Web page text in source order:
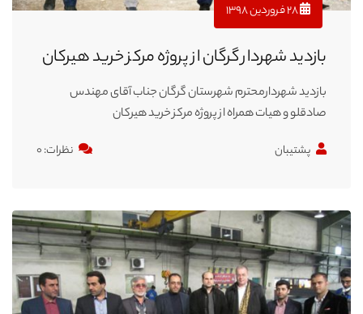
۲۸ فروردین ۱۳۹۸
بازدید شهردار گرگان از پروژه مرکز خرید هیرکان
بازدید شهردارمحترم شهرستان گرگان جناب آقای مهندس
صادقلو و هیات همراه از پروژه مرکز خرید هیرکان
پشتیبان نظرات: ۰